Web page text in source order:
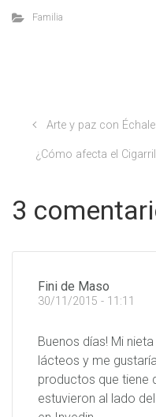
Familia
Arte y paz con
¿Cómo afecta el
3
Fini de Maso
30/11/2015 - 11:11
Buenos días! Mi
lácteos y me
productos que tiene
estuvieron al lado